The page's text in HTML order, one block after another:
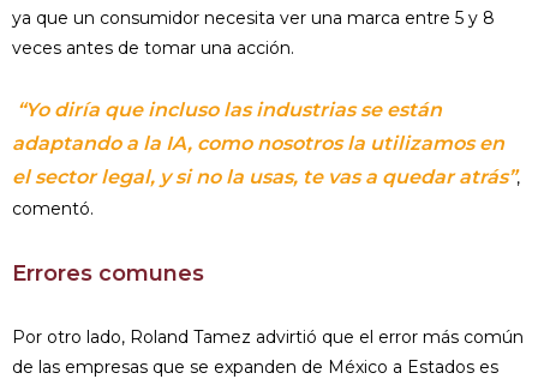
ya que un consumidor necesita ver una marca entre 5 y 8
veces antes de tomar una acción.
“Yo diría que incluso las industrias se están
adaptando a la IA, como nosotros la utilizamos en
el sector legal, y si no la usas, te vas a quedar atrás”,
comentó.
Errores comunes
Por otro lado, Roland Tamez advirtió que el error más común
de las empresas que se expanden de México a Estados es